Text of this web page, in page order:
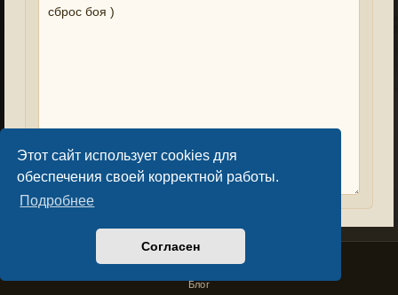
Этот сайт использует cookies для
обеспечения своей корректной работы.
Подробнее
Согласен
Privacy PolicyLicense Agreement
Copyright © Sacralium Games 2023-
Блог